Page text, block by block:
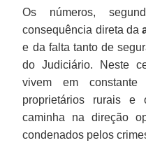
Os números,
consequência direta da
e da falta tanto de
do Judiciário. Neste
vivem em
proprietários rurais e
caminha na direção
condenados pelos